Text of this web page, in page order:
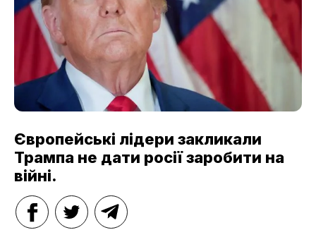
Європейські лідери закликали
Трампа не дати росії заробити на
війні.